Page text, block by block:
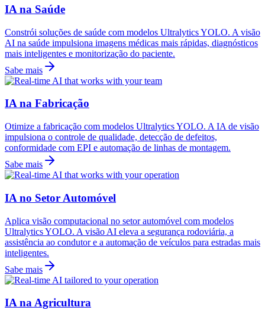
IA na Saúde
Constrói soluções de saúde com modelos Ultralytics YOLO. A visão
AI na saúde impulsiona imagens médicas mais rápidas, diagnósticos
mais inteligentes e monitorização do paciente.
Sabe mais
IA na Fabricação
Otimize a fabricação com modelos Ultralytics YOLO. A IA de visão
impulsiona o controle de qualidade, detecção de defeitos,
conformidade com EPI e automação de linhas de montagem.
Sabe mais
IA no Setor Automóvel
Aplica visão computacional no setor automóvel com modelos
Ultralytics YOLO. A visão AI eleva a segurança rodoviária, a
assistência ao condutor e a automação de veículos para estradas mais
inteligentes.
Sabe mais
IA na Agricultura